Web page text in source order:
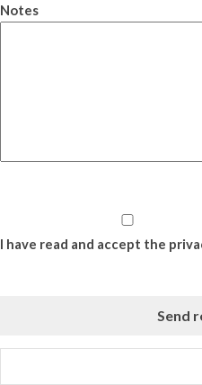
Notes
I have read and accept the